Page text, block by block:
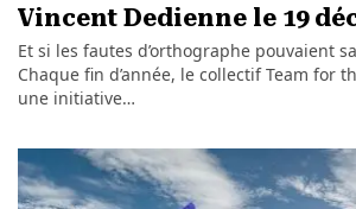
Vincent Dedienne le 19
Et si les fautes d’orthographe pouvaient
Chaque fin d’année, le collectif Team for
une initiative…